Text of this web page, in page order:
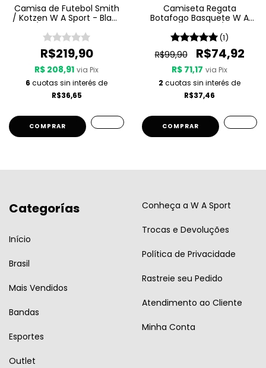
Camisa de Futebol Smith
/ Kotzen W A Sport - Black
R$219,90
R$ 208,91 via Pix
6 cuotas sin interés de
R$36,65
COMPRAR
Camiseta Regata
Botafogo Basquete W A
Listrada (1)
R$99,90 R$74,92
R$ 71,17 via Pix
2 cuotas sin interés de
R$37,46
COMPRAR
Categorías
Início
Brasil
Mais Vendidos
Bandas
Esportes
Outlet
Conheça a W A Sport
Trocas e Devoluções
Política de Privacidade
Rastreie seu Pedido
Atendimento ao Cliente
Minha Conta